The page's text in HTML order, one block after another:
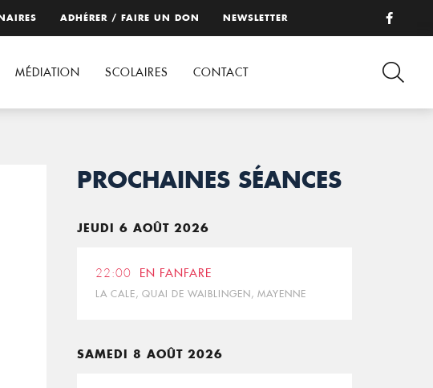
ADHÉRER / FAIRE UN DON NEWSLETTER
MÉDIATION SCOLAIRES CONTACT
PROCHAINES SÉANCES
JEUDI 6 AOÛT 2026
22:00 EN FANFARE
LA CALE, QUAI DE WAIBLINGEN, MAYENNE
SAMEDI 8 AOÛT 2026